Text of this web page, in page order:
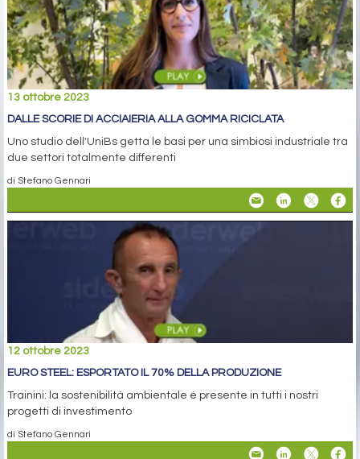
13 ottobre 2023
DALLE SCORIE DI ACCIAIERIA ALLA GOMMA RICICLATA
Uno studio dell'UniBs getta le basi per una simbiosi industriale tra
due settori totalmente differenti
di Stefano Gennari
12 ottobre 2023
EURO STEEL: ESPORTATO IL 70% DELLA PRODUZIONE
Trainini: la sostenibilità ambientale è presente in tutti i nostri
progetti di investimento
di Stefano Gennari